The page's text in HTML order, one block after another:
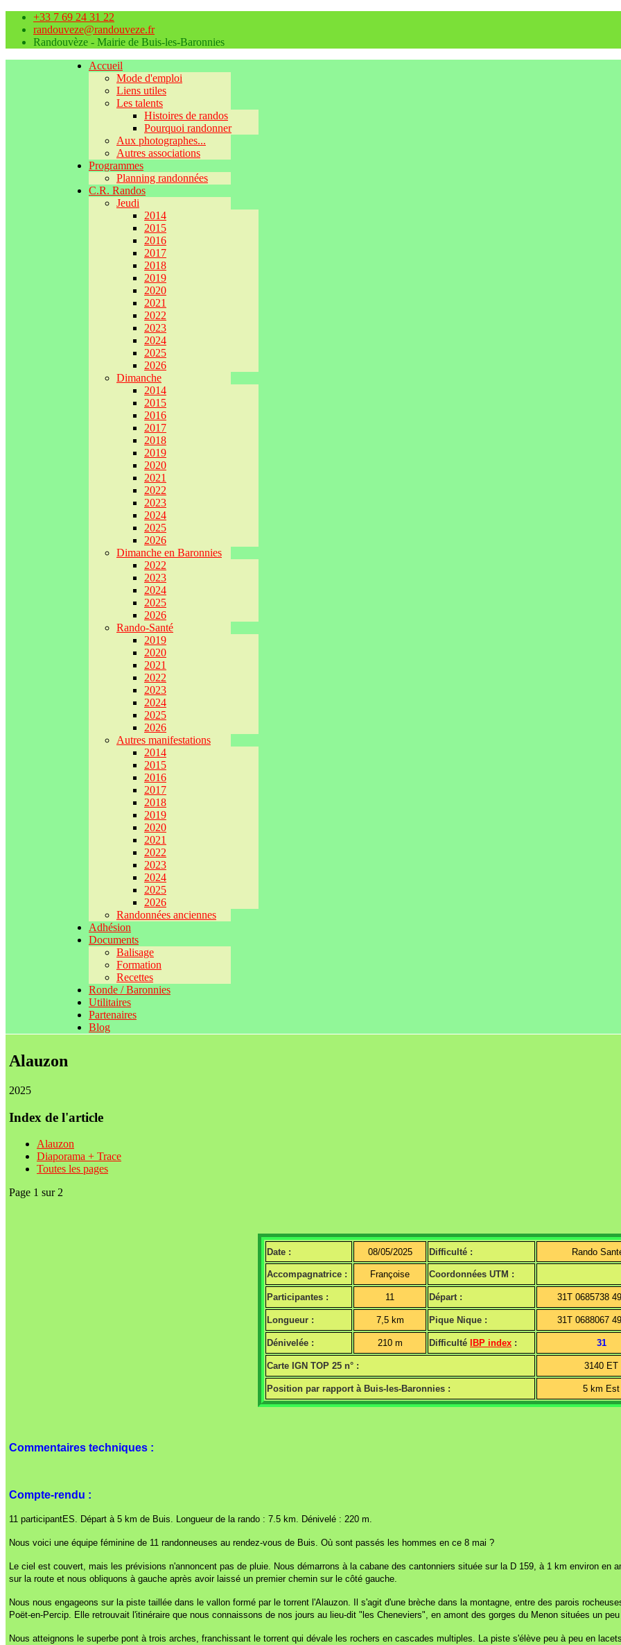
+33 7 69 24 31 22
randouveze@randouveze.fr
Randouvèze - Mairie de Buis-les-Baronnies
Accueil
Mode d'emploi
Liens utiles
Les talents
Histoires de randos
Pourquoi randonner
Aux photographes...
Autres associations
Programmes
Planning randonnées
C.R. Randos
Jeudi
2014
2015
2016
2017
2018
2019
2020
2021
2022
2023
2024
2025
2026
Dimanche
2014
2015
2016
2017
2018
2019
2020
2021
2022
2023
2024
2025
2026
Dimanche en Baronnies
2022
2023
2024
2025
2026
Rando-Santé
2019
2020
2021
2022
2023
2024
2025
2026
Autres manifestations
2014
2015
2016
2017
2018
2019
2020
2021
2022
2023
2024
2025
2026
Randonnées anciennes
Adhésion
Documents
Balisage
Formation
Recettes
Ronde / Baronnies
Utilitaires
Partenaires
Blog
Alauzon
2025
Index de l'article
Alauzon
Diaporama + Trace
Toutes les pages
Page 1 sur 2
Date : 08/05/2025 Difficulté : Rando
Accompagnatrice : Françoise Coordonnées UTM :
Participantes : 11 Départ : 31T 0685738
Longueur : 7,5 km Pique Nique : 31T 0688067
Dénivelée : 210 m Difficulté IBP index : 31
Carte IGN TOP 25 n° : 3140 ET
Position par rapport à Buis-les-Baronnies : 5 km Est
Commentaires techniques :
Compte-rendu :
11 participantES. Départ à 5 km de Buis. Longueur de la rando : 7.5 km. Dénivelé : 220 m.
Nous voici une équipe féminine de 11 randonneuses au rendez-vous de Buis. Où sont passés les hommes en ce 8 mai ?
Le ciel est couvert, mais les prévisions n'annoncent pas de pluie. Nous démarrons à la cabane des cantonniers située sur la D 159, à 1 km environ en
sur la route et nous obliquons à gauche après avoir laissé un premier chemin sur le côté gauche.
Nous nous engageons sur la piste taillée dans le vallon formé par le torrent l'Alauzon. Il s'agit d'une brèche dans la montagne, entre des parois
Poët-en-Percip. Elle retrouvait l'itinéraire que nous connaissons de nos jours au lieu-dit "les Cheneviers", en amont des gorges du Menon situées un
Nous atteignons le superbe pont à trois arches, franchissant le torrent qui dévale les rochers en cascades multiples. La piste s'élève peu à peu en